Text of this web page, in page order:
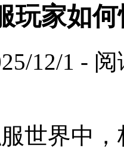
玩家如
12/1 -
世界中